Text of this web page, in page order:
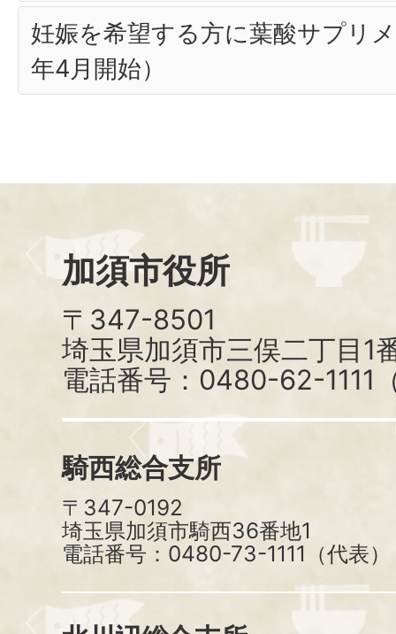
妊娠を希望する方に葉酸サプリ
年4月開始）
加須市役所
〒347-8501
埼玉県加須市三俣二丁目1
電話番号：0480-62-1111
騎西総合支所
〒347-0192
埼玉県加須市騎西36番地1
電話番号：0480-73-1111（代表）